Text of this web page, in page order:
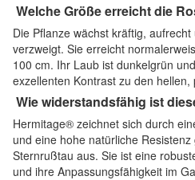
Welche Größe erreicht die
Die Pflanze wächst kräftig,
verzweigt. Sie erreicht
100 cm. Ihr Laub ist dunkelgrün
exzellenten Kontrast zu den
Wie widerstandsfähig ist
Hermitage® zeichnet sich durch
und eine hohe natürliche
Sternrußtau aus. Sie ist eine
und ihre Anpassungsfähigkeit im